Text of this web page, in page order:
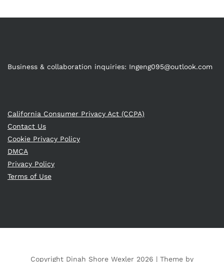
Business & collaboration inquiries: Ingeng095@outlook.com
California Consumer Privacy Act (CCPA)
Contact Us
Cookie Privacy Policy
DMCA
Privacy Policy
Terms of Use
Copyright Dinah Shore Wexler 2026 | Theme by